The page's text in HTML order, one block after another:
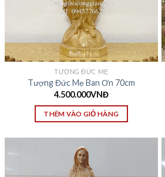
TƯỢNG ĐỨC MẸ
Tượng Đức Mẹ Ban Ơn 70cm
4.500.000VNĐ
THÊM VÀO GIỎ HÀNG